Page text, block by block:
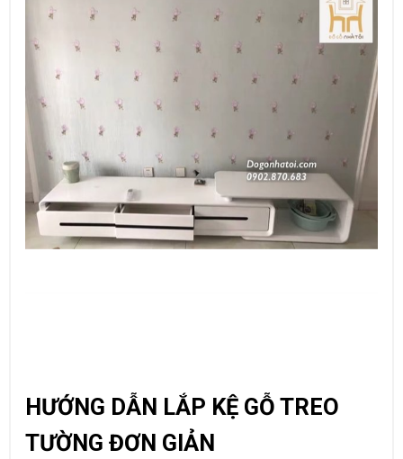
HƯỚNG DẪN LẮP KỆ GỖ TREO
TƯỜNG ĐƠN GIẢN